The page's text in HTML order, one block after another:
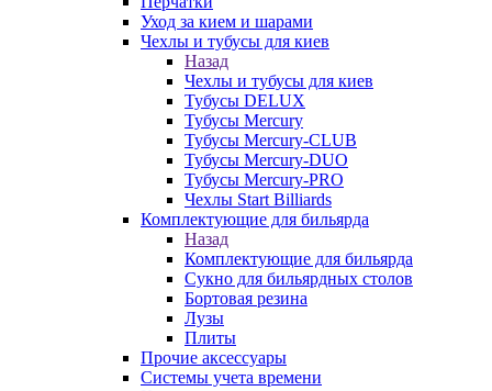
Уход за кием и шарами
Чехлы и тубусы для киев
Назад
Чехлы и тубусы для киев
Тубусы DELUX
Тубусы Mercury
Тубусы Mercury-CLUB
Тубусы Mercury-DUO
Тубусы Mercury-PRO
Чехлы Start Billiards
Комплектующие для бильярда
Назад
Комплектующие для бильярда
Сукно для бильярдных столов
Бортовая резина
Лузы
Плиты
Прочие аксессуары
Системы учета времени